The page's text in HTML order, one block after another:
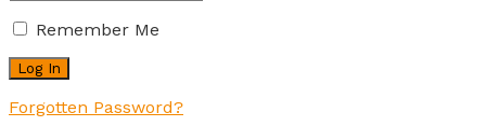
Remember Me
Forgotten Password?